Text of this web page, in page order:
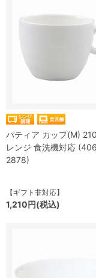
パティア カップ(M)
レンジ 食洗機対応
2878)
【ギフト非対応】
1,210円(税込)